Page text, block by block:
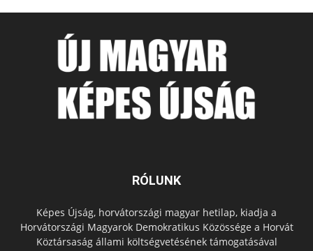
RÓLUNK
Képes Újság, horvátországi magyar hetilap, kiadja a
Horvátországi Magyarok Demokratikus Közössége a Horvát
Köztársaság állami költségvetésének támogatásával